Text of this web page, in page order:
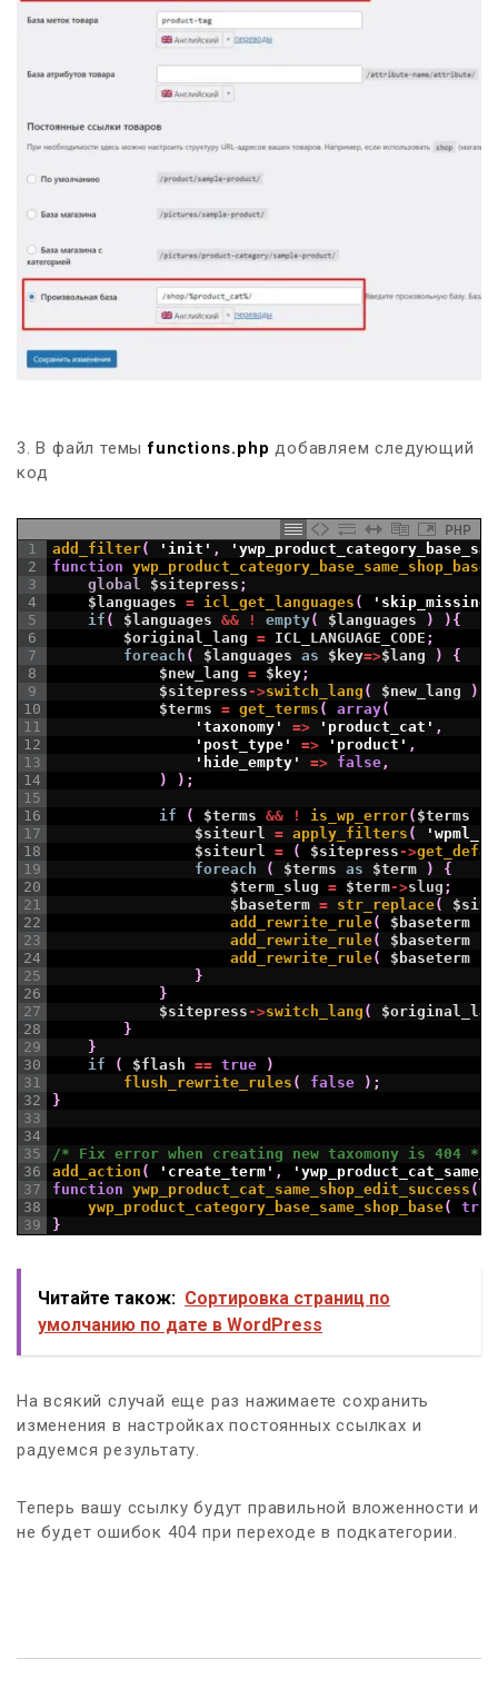
3. В файл темыfunctions.php добавляем следующий
код
PHP
1
2
3
4
5
6
7
8
9
10
11
12
13
14
15
16
17
18
19
20
21
22
23
24
25
26
27
28
29
30
31
32
33
34
35
36
37
38
39
add_filter( 'init' ,
function ywp_product_category_base_same_shop_base
global
$sitepress ;
$languages = icl_get_languages (
if ( $languages && ! empty( $languages ) ) {
$original_lang = ICL_LANGUAGE_CODE ;
foreach ( $languages as $key=>$lang )
{
$new_lang = $key;
$sitepress ->switch_lang ( $new_lang )
$terms = get_terms ( array(
'taxonomy'
=> 'product_cat' ,
'post_type'
=> 'product' ,
'hide_empty'
=> false ,
)
) ;
if ( $terms && ! is_wp_error( $terms
$siteurl = apply_filters (
$siteurl = ( $sitepress ->
foreach
( $terms as $term )
{
$term_slug = $term->slug ;
$baseterm = str_replace(
add_rewrite_rule( $baseterm
add_rewrite_rule( $baseterm
add_rewrite_rule( $baseterm
}
}
$sitepress ->switch_lang (
}
}
if
( $flash == true
)
flush_rewrite_rules ( false ) ;
}
/* Fix error when creating new taxomony is 404 */
add_action ( 'create_term' ,
function ywp_product_cat_same_shop_edit_success (
ywp_product_category_base_same_shop_base(
true
}
Читайте також: Сортировка страниц по
умолчанию по дате в WordPress
На всякий случай еще раз нажимаете сохранить
изменения в настройках постоянных ссылках и
радуемся результату.
Теперь вашу ссылку будут правильной вложенности и
не будет ошибок 404 при переходе в подкатегории.